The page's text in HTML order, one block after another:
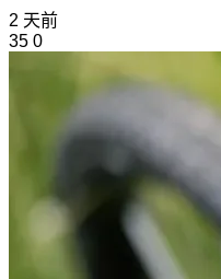
2 天前
35 0